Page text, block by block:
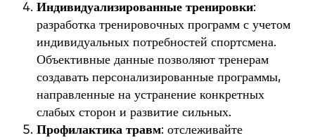
Индивидуализированные тренировки:
разработка тренировочных программ с учетом
индивидуальных потребностей спортсмена.
Объективные данные позволяют тренерам
создавать персонализированные программы,
направленные на устранение конкретных
слабых сторон и развитие сильных.
Профилактика травм: отслеживайте